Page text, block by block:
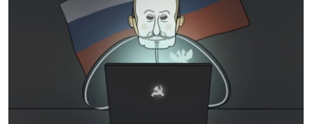
СОВЕТЫ ПРАВОЗАЩИТНИКОВ
ПРОПАВШИЕ БЕЗ ВЕСТИ
ПОБЕДИТЕЛЕЙ НЕ СУДЯТ?
КРЫМ.НЕПОКОРЕННЫЙ
Qırımtatar
ПРИСОЕДИНЯЙТЕСЬ!